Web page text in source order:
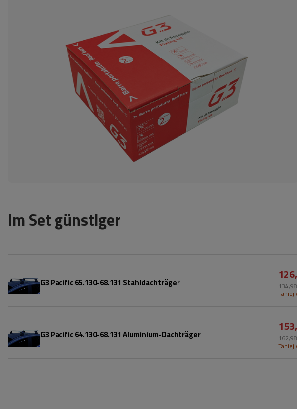
Im Set günstiger
G3 Pacific 65.130-68.131 Stahldachträger
Taniej
G3 Pacific 64.130-68.131 Aluminium-Dachträger
Taniej